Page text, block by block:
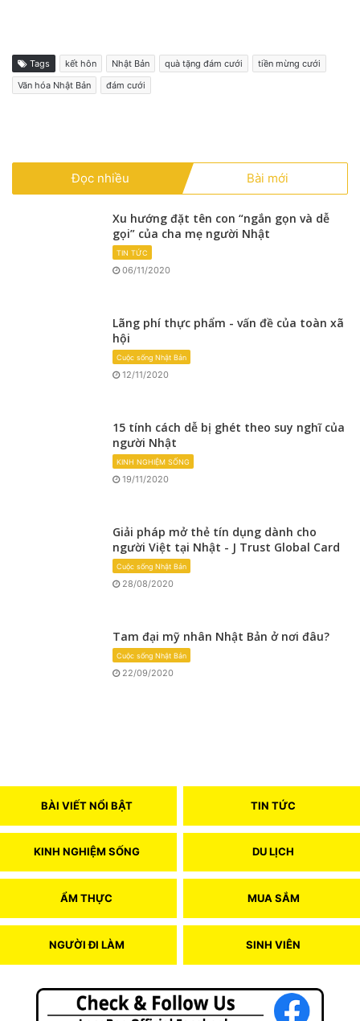
Tags kết hôn Nhật Bản quà tặng đám cưới
tiền mừng cưới
Văn hóa Nhật Bản
đám cưới
Đọc nhiều Bài mới
Xu hướng đặt tên con “ngắn gọn và dễ
gọi” của cha mẹ người Nhật
TIN TỨC
06/11/2020
Lãng phí thực phẩm - vấn đề của toàn xã
hội
Cuộc sống Nhật Bản
12/11/2020
15 tính cách dễ bị ghét theo suy nghĩ của
người Nhật
KINH NGHIỆM SỐNG
19/11/2020
Giải pháp mở thẻ tín dụng dành cho
người Việt tại Nhật - J Trust Global Card
Cuộc sống Nhật Bản
28/08/2020
Tam đại mỹ nhân Nhật Bản ở nơi đâu?
Cuộc sống Nhật Bản
22/09/2020
BÀI VIẾT NỔI BẬT TIN TỨC
KINH NGHIỆM SỐNG DU LỊCH
ẨM THỰC MUA SẮM
NGƯỜI ĐI LÀM SINH VIÊN